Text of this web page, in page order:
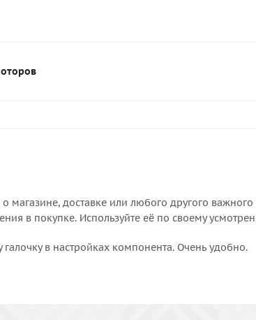
доставке или любого другого важного
в покупке. Используйте её по своему
в настройках компонента. Очень удобно.